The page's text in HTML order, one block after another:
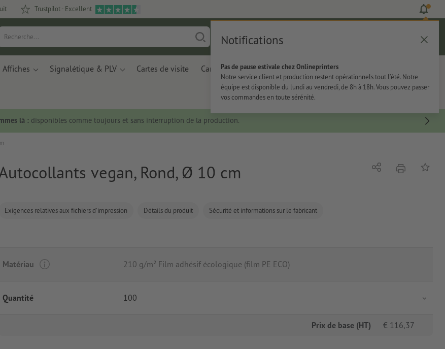
Trustpilot - Excellent
Notifications
Pas de pause estivale chez Onlineprinters
Notre service client et production restent opérationnels tout l’été. Notre
équipe est disponible du lundi au vendredi, de 8h à 18h. Vous pouvez passer
vos commandes en toute sérénité.
Panier
Affiches Signalétique & PLV Cartes de visite Carterie Papeterie Autocollants
là :disponibles comme toujours et sans interruption de la production.
vegan, Rond, Ø 10 cm
Exigences relatives aux fichiers d'impression Détails du produit Sécurité et informations sur le fabricant
Partagerimprimer
Matériau 210 g/m² Film adhésif écologique (film PE ECO)
Quantité 100
Prix de base (HT) € 116,37